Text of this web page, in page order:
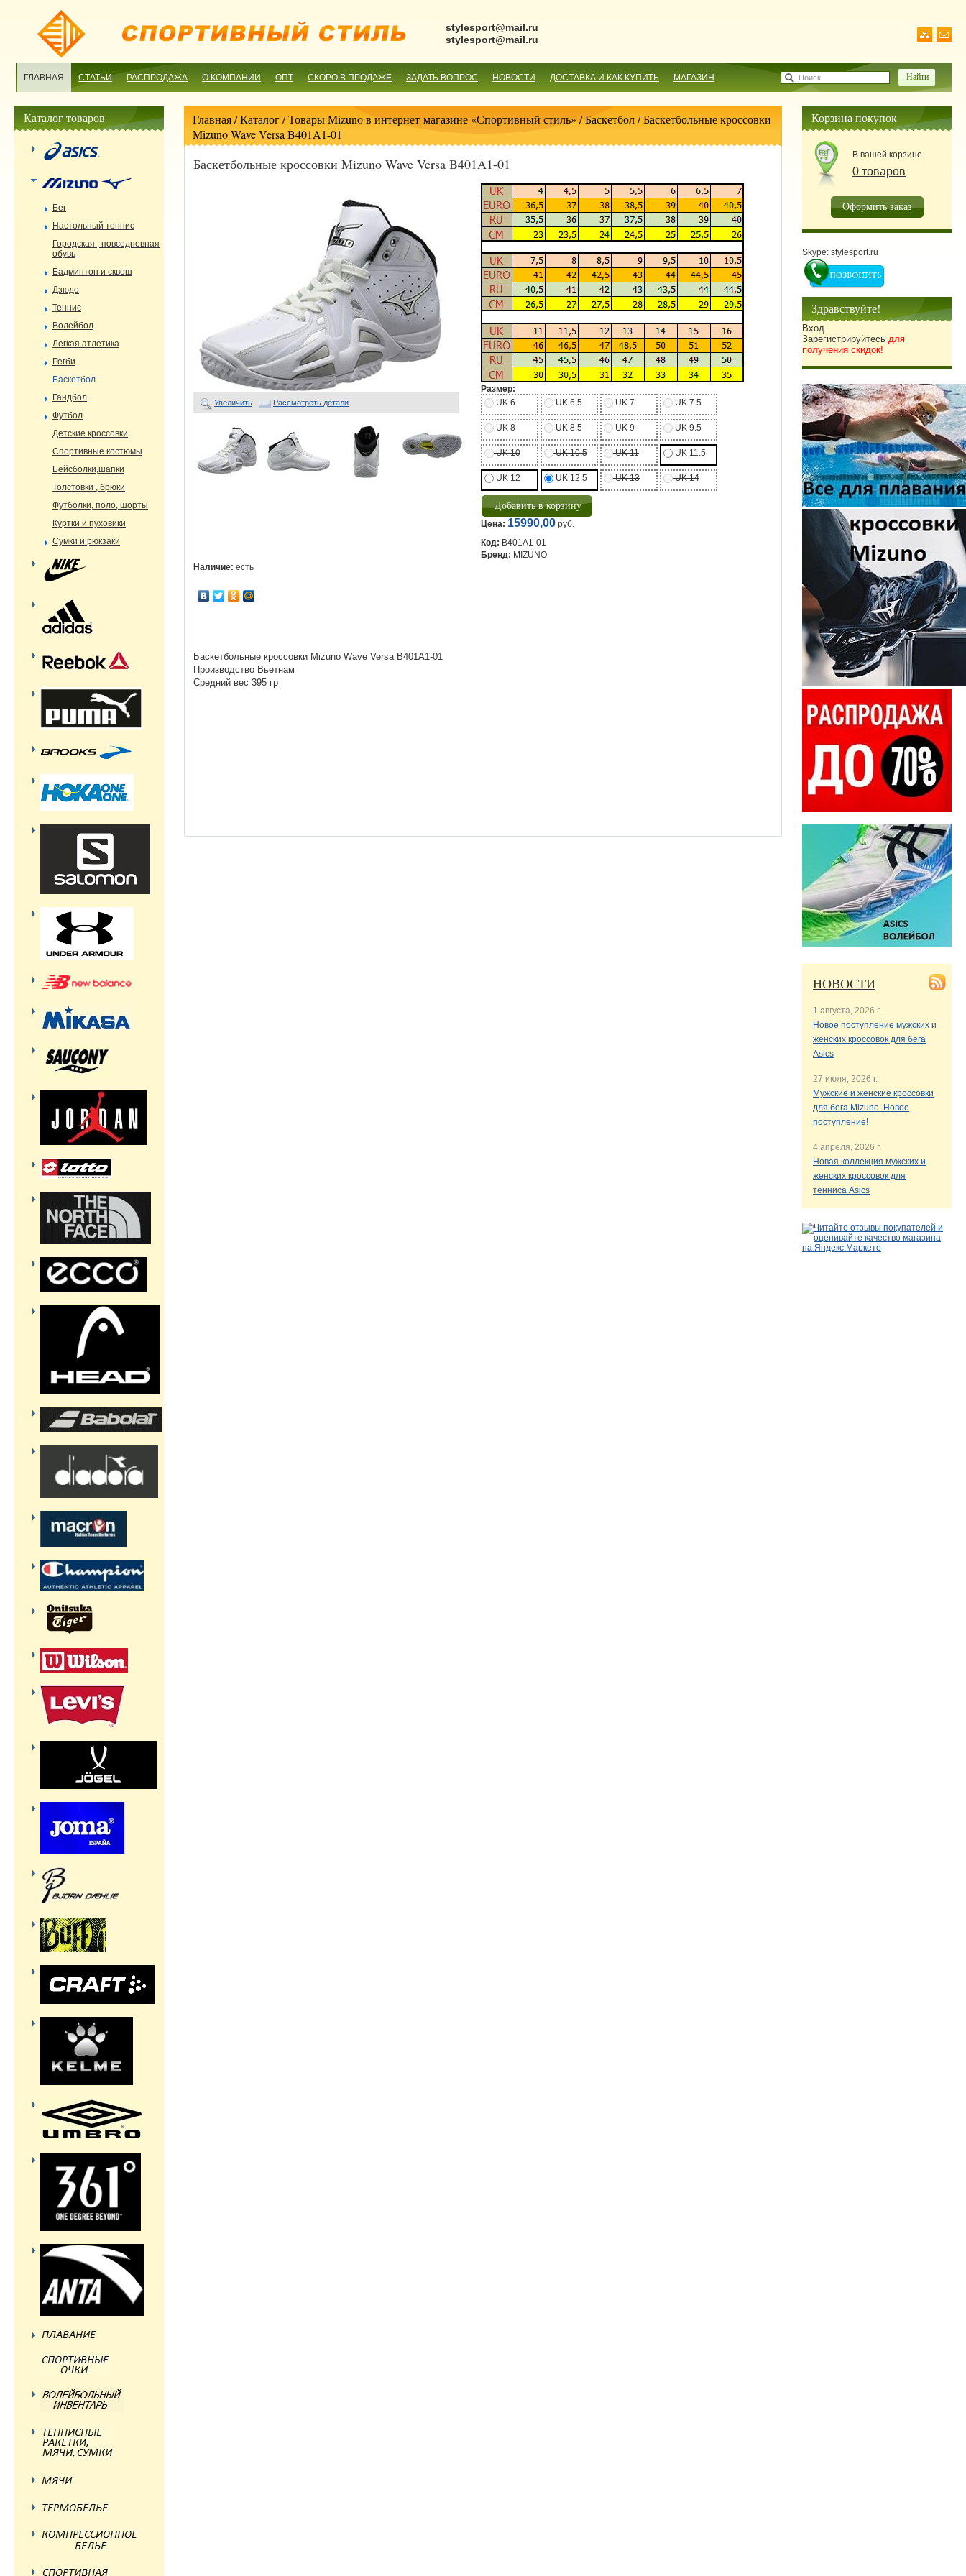
stylesport@mail.ru
stylesport@mail.ru
ГЛАВНАЯ СТАТЬИ РАСПРОДАЖА О КОМПАНИИ ОПТ СКОРО В ПРОДАЖЕ ЗАДАТЬ ВОПРОС НОВОСТИ ДОСТАВКА И КАК КУПИТЬ МАГАЗИН Поиск
Главная/ Каталог /Товары Mizuno в интернет-магазине «Спортивный стиль»/Баскетбол/ Баскетбольные кроссовки
Mizuno Wave Versa B401A1-01
Баскетбольные кроссовки Mizuno Wave Versa B401A1-01
Увеличить Рассмотреть детали
Размер:
UK 6
UK 6.5 UK 7 UK 7.5
UK 8 UK 8.5 UK 9 UK 9.5
UK 10 UK 10.5 UK 11 UK 11.5
UK 12 UK 12.5 UK 13 UK 14
Цена: 15990,00 руб.
Код: B401A1-01
Бренд: MIZUNO
Наличие: есть
Баскетбольные кроссовки Mizuno Wave Versa B401A1-01
Производство Вьетнам
Средний вес 395 гр
Каталог товаров
Бег
Настольный теннис
Городская , повседневная
обувь
Бадминтон и сквош
Дзюдо
Теннис
Волейбол
Легкая атлетика
Регби
Баскетбол
Гандбол
Футбол
Детские кроссовки
Спортивные костюмы
Бейсболки,шапки
Толстовки , брюки
Футболки, поло, шорты
Куртки и пуховики
Сумки и рюкзаки
Корзина покупок
В вашей корзине
0 товаров
Оформить заказ
Skype: stylesport.ru
Здравствуйте!
Вход
Зарегистрируйтесь для
получения скидок!
НОВОСТИ
1 августа, 2026 г.
Новое поступление мужских и
женских кроссовок для бега
Asics
27 июля, 2026 г.
Мужские и женские кроссовки
для бега Mizuno. Новое
поступление!
4 апреля, 2026 г.
Новая коллекция мужских и
женских кроссовок для
тенниса Asics